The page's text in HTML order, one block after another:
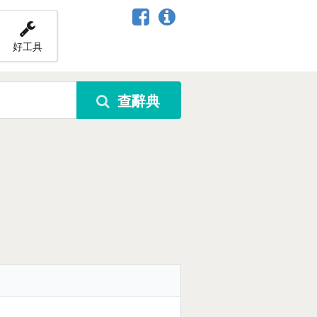
好工具
查辭典